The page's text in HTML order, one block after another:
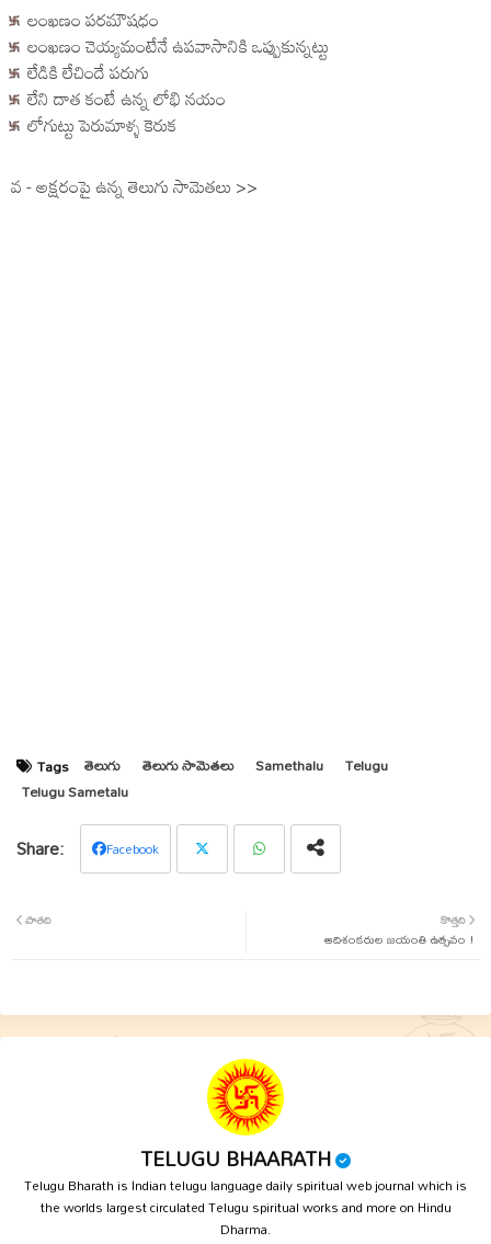
లంఖణం పరమౌషధం
లంఖణం చెయ్యమంటేనే ఉపవాసానికి ఒప్పుకున్నట్టు
లేడికి లేచిందే పరుగు
లేని దాత కంటే ఉన్న లోభి నయం
లోగుట్టు పెరుమాళ్ళ కెరుక
వ - అక్షరంపై ఉన్న తెలుగు సామెతలు >>
Tags తెలుగు తెలుగు సామెతలు Samethalu
Telugu
Telugu Sametalu
Facebook
కొత్తది
ఆదిశంకరుల జయంతి ఉత్సవం !
పాతది
TELUGU BHAARATH
Telugu Bharath is Indian telugu language daily spiritual web journal which is
the worlds largest circulated Telugu spiritual works and more on Hindu
Dharma.